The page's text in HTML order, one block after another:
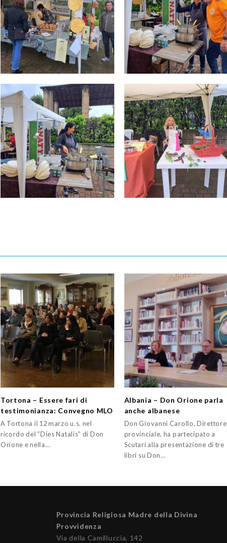
Tortona – Essere fari di
testimonianza: Convegno MLO
A Tortona il 12 marzo u.s. nel
ricordo del “Dies Natalis” di Don
Orione e nella…
Albania – Don Orione parla
anche albanese
Don Giovanni Carollo, Direttore
provinciale, ha partecipato a
Scutari alla presentazione di tre
libri su Don…
Provincia Religiosa Madre della Divina
Provvidenza
Via della Camilluccia, 142